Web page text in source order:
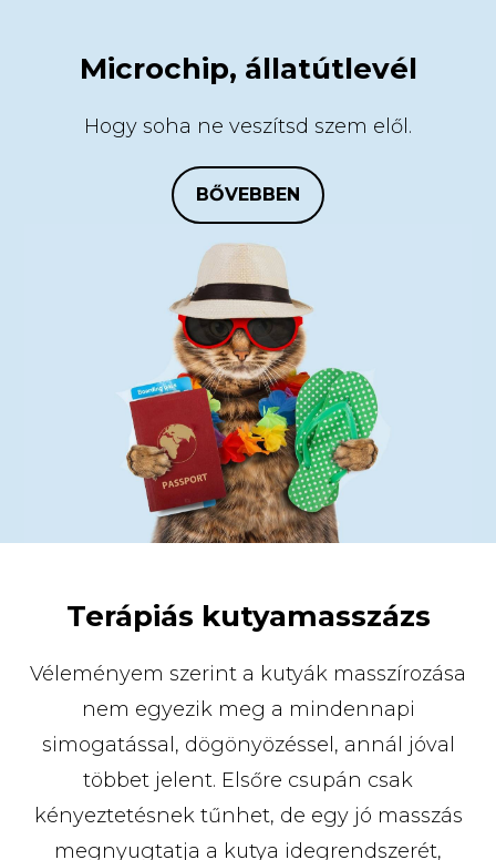
Microchip, állatútlevél
Hogy soha ne veszítsd szem elől.
BŐVEBBEN
Terápiás kutyamasszázs
Véleményem szerint a kutyák masszírozása
nem egyezik meg a mindennapi
simogatással, dögönyözéssel, annál jóval
többet jelent. Elsőre csupán csak
kényeztetésnek tűnhet, de egy jó masszás
megnyugtatja a kutya idegrendszerét,